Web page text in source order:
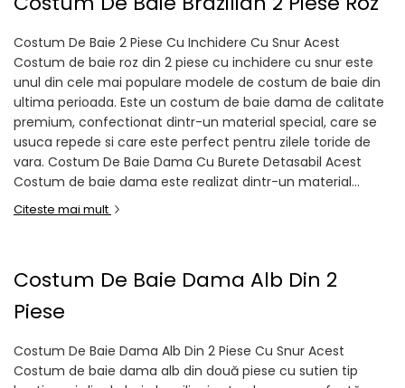
Costum De Baie 2 Piese Cu Inchidere Cu Snur Acest
Costum de baie roz din 2 piese cu inchidere cu snur este
unul din cele mai populare modele de costum de baie din
ultima perioada. Este un costum de baie dama de calitate
premium, confectionat dintr-un material special, care se
usuca repede si care este perfect pentru zilele toride de
vara. Costum De Baie Dama Cu Burete Detasabil Acest
Costum de baie dama este realizat dintr-un material...
Citeste mai mult
Costum De Baie Dama Alb Din 2
Piese
Costum De Baie Dama Alb Din 2 Piese Cu Snur Acest
Costum de baie dama alb din două piese cu sutien tip